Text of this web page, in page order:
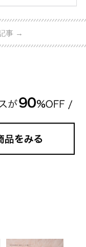
。 至高のデザインと品
裟斗さんが矢沢さんに
です。 ショーメの価
事 →